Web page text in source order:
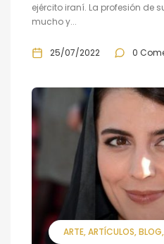
ejército iraní. La profesión de
mucho y...
25/07/2022 0
ARTE ARTÍCULOS BLOG